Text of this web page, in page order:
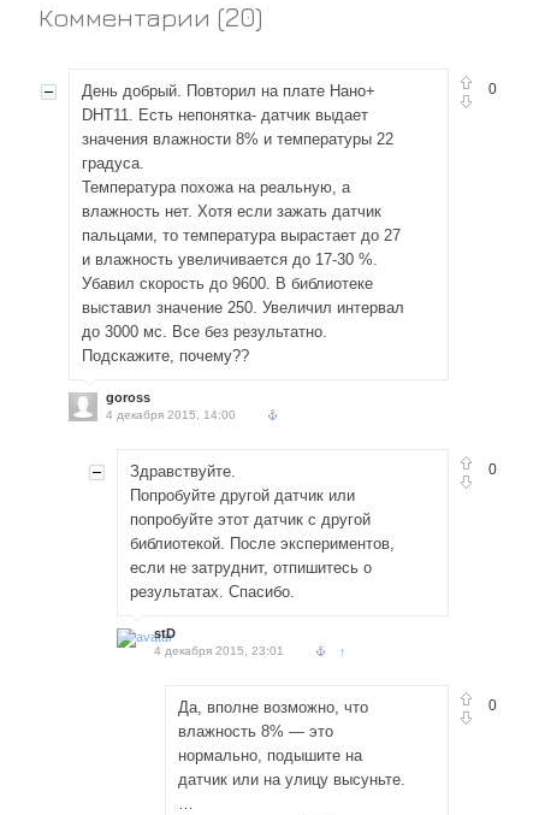
Комментарии (20)
0
День добрый. Повторил на плате Нано+
DHT11. Есть непонятка- датчик выдает
значения влажности 8% и температуры 22
градуса.
Температура похожа на реальную, а
влажность нет. Хотя если зажать датчик
пальцами, то температура вырастает до 27
и влажность увеличивается до 17-30 %.
Убавил скорость до 9600. В библиотеке
выставил значение 250. Увеличил интервал
до 3000 мс. Все без результатно.
Подскажите, почему??
goross
4 декабря 2015, 14:00
0
Здравствуйте.
Попробуйте другой датчик или
попробуйте этот датчик с другой
библиотекой. После экспериментов,
если не затруднит, отпишитесь о
результатах. Спасибо.
stD
4 декабря 2015, 23:01 ↑
0
Да, вполне возможно, что
влажность 8% — это
нормально, подышите на
датчик или на улицу высуньте.
…